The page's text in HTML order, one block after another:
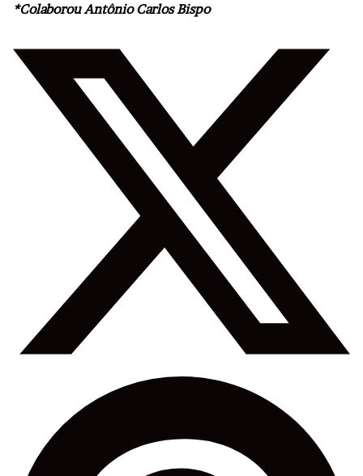
*Colaborou Antônio Carlos Bispo